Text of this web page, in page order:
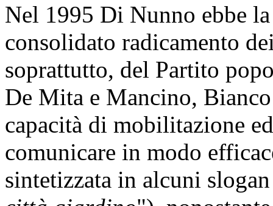
Nel 1995 Di Nunno ebbe
consolidato radicamento
soprattutto, del Partito
De Mita e Mancino,
capacità di mobilitazione
comunicare in modo
sintetizzata in alcuni